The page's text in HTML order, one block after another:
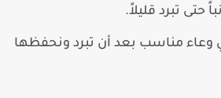
تبرد قليلاً.
مناسب بعد أن تبرد ونحفظها